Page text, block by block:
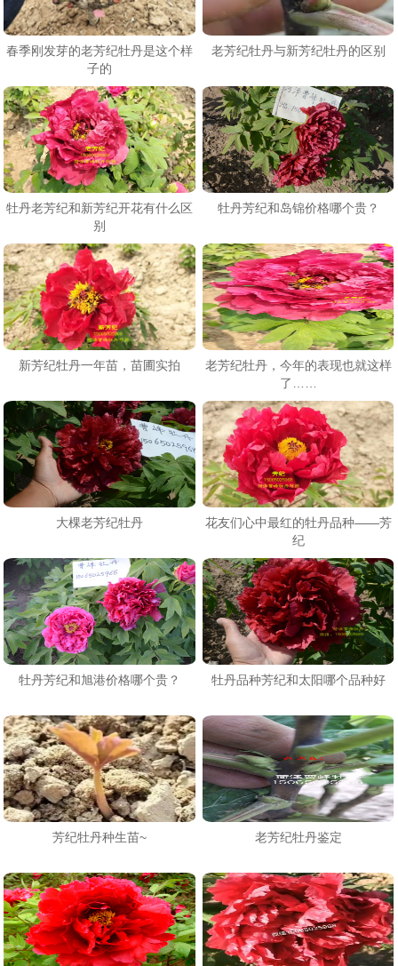
春季刚发芽的老芳纪牡丹是这个样
子的
老芳纪牡丹与新芳纪牡丹的区别
牡丹老芳纪和新芳纪开花有什么区
别
牡丹芳纪和岛锦价格哪个贵？
新芳纪牡丹一年苗，苗圃实拍
老芳纪牡丹，今年的表现也就这样
了……
大棵老芳纪牡丹
花友们心中最红的牡丹品种——芳
纪
​牡丹芳纪和旭港价格哪个贵？ 牡丹品种芳纪和太阳哪个品种好
芳纪牡丹种生苗~ 老芳纪牡丹鉴定